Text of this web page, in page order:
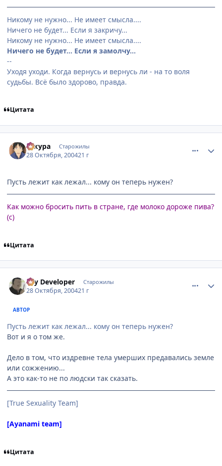
Никому не нужно... Не имеет смысла....
Ничего не будет... Если я закричу...
Никому не нужно... Не имеет смысла....
Ничего не будет... Если я замолчу...
--
Уходя уходи. Когда вернусь и вернусь ли - на то воля
судьбы. Всё было здорово, правда.
Цитата
сакура Старожилы
28 Октября, 200421 г
Пусть лежит как лежал... кому он теперь нужен?
Как можно бросить пить в стране, где молоко дороже пива?
(с)
Цитата
Psy Developer Старожилы
28 Октября, 200421 г
АВТОР
Пусть лежит как лежал... кому он теперь нужен?
Вот и я о том же.
Дело в том, что издревне тела умерших предавались земле
или сожжению...
А это как-то не по людски так сказать.
[True Sexuality Team]
[Ayanami team]
Цитата